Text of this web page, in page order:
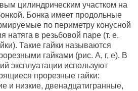
цилиндрическим участком на
Бонка имеет продольные
по периметру конусной
натяга в резьбовой паре (т. е.
Такие гайки называются
гайками (рис. А, г, е). В
эксплуатации используют
прорезные гайки:
и низкие, двенадцати­гранные,